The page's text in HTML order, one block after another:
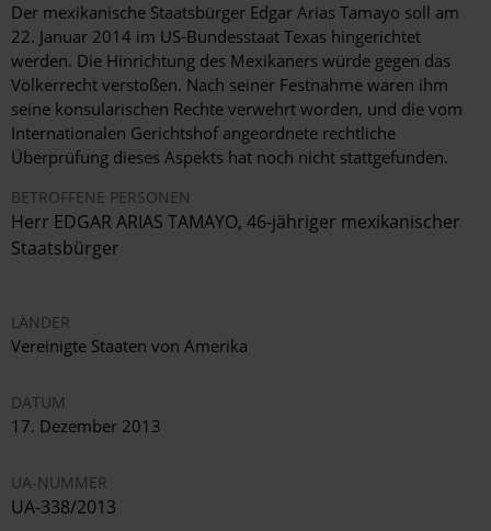
Der mexikanische Staatsbürger Edgar Arias Tamayo soll am
22. Januar 2014 im US-Bundesstaat Texas hingerichtet
werden. Die Hinrichtung des Mexikaners würde gegen das
Völkerrecht verstoßen. Nach seiner Festnahme waren ihm
seine konsularischen Rechte verwehrt worden, und die vom
Internationalen Gerichtshof angeordnete rechtliche
Überprüfung dieses Aspekts hat noch nicht stattgefunden.
BETROFFENE PERSONEN
Herr EDGAR ARIAS TAMAYO, 46-jähriger mexikanischer
Staatsbürger
LÄNDER
Vereinigte Staaten von Amerika
DATUM
17. Dezember 2013
UA-NUMMER
UA-338/2013